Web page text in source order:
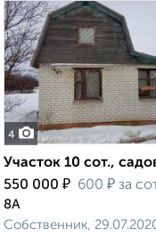
4
Участок 10 сот.,
550 000 ₽ 600 ₽ за
8А
Собственник,